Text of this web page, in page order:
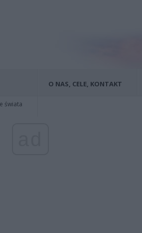
świata
O NAS, CELE, KONTAKT